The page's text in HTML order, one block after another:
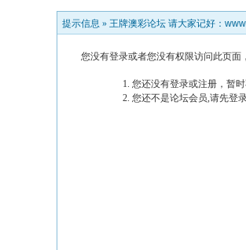
提示信息 » 王牌澳彩论坛 请大家记好：
您没有登录或者您没有权限访问此页面
您还没有登录或注册，暂
您还不是论坛会员,请先登